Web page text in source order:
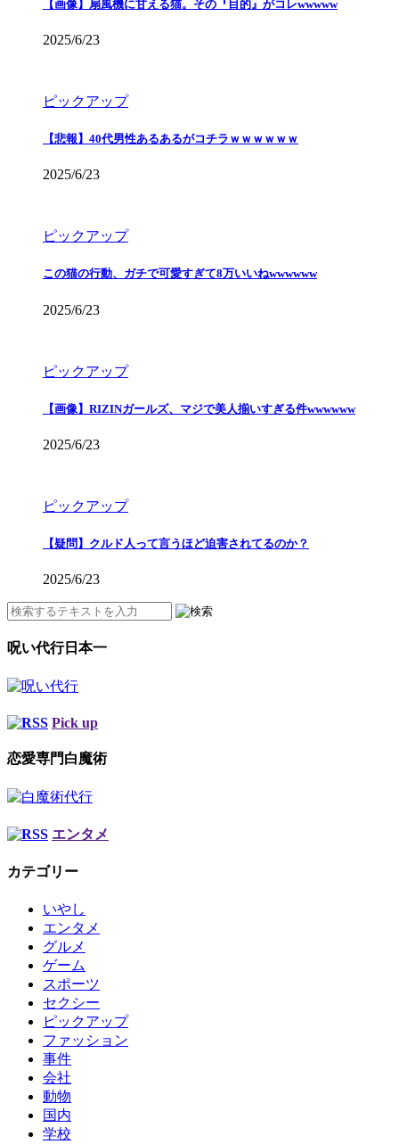
【画像】扇風機に甘える猫。その『目的』がコレwwwww
2025/6/23
ピックアップ
【悲報】40代男性あるあるがコチラｗｗｗｗｗｗ
2025/6/23
ピックアップ
この猫の行動、ガチで可愛すぎて8万いいねwwwwww
2025/6/23
ピックアップ
【画像】RIZINガールズ、マジで美人揃いすぎる件wwwwww
2025/6/23
ピックアップ
【疑問】クルド人って言うほど迫害されてるのか？
2025/6/23
呪い代行日本一
Pick up
恋愛専門白魔術
エンタメ
カテゴリー
いやし
エンタメ
グルメ
ゲーム
スポーツ
セクシー
ピックアップ
ファッション
事件
会社
動物
国内
学校